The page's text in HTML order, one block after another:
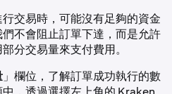
交易時，可能沒有足夠的資金
不會阻止訂單下達，而是允許
分交易量來支付費用。
」欄位，了解訂單成功執行的數